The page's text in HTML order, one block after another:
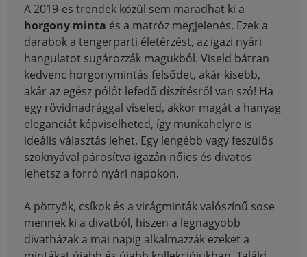
A 2019-es trendek közül sem maradhat ki a
horgony minta és a matróz megjelenés. Ezek a
darabok a tengerparti életérzést, az igazi nyári
hangulatot sugározzák magukból. Viseld bátran
kedvenc horgonymintás felsődet, akár kisebb,
akár az egész pólót lefedő díszítésről van szó! Ha
egy rövidnadrággal viseled, akkor magát a hanyag
eleganciát képviselheted, így munkahelyre is
ideális választás lehet. Egy lengébb vagy feszülős
szoknyával párosítva igazán nőies és divatos
lehetsz a forró nyári napokon.
A pöttyök, csíkok és a virágminták valószínű sose
mennek ki a divatból, hiszen a legnagyobb
divatházak a mai napig alkalmazzák ezeket a